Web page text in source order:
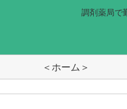
調剤薬局で
＜ホーム＞